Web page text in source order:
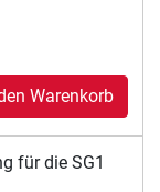
Warenkorb
für die SG1